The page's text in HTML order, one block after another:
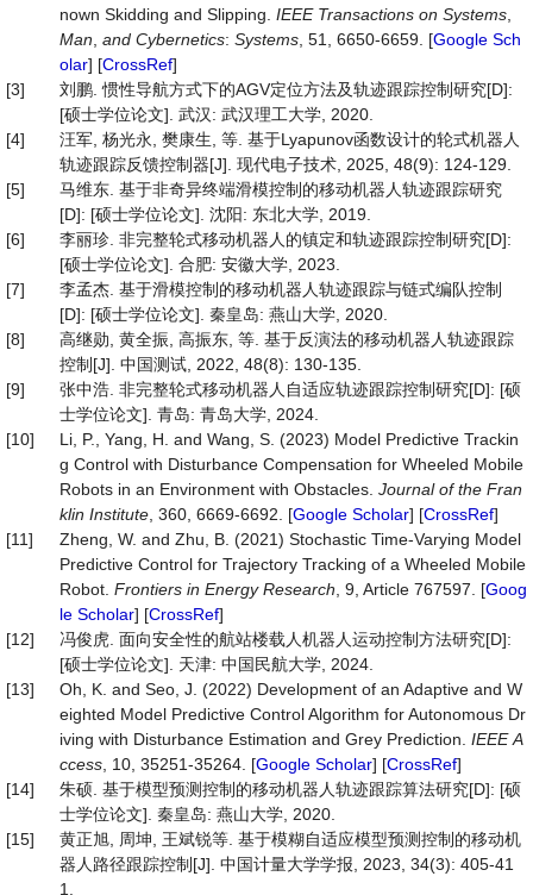
nown Skidding and Slipping. IEEE Transactions on Systems
Man and Cybernetics: Systems , 51, 6650-6659. [Google Sch
olar] [CrossRef]
[3]
刘鹏. 惯性导航方式下的AGV定位方法及轨迹跟踪控制研究[D]:
[硕士学位论文]. 武汉: 武汉理工大学, 2020.
[4]
汪军, 杨光永, 樊康生, 等. 基于Lyapunov函数设计的轮式机器人
轨迹跟踪反馈控制器[J]. 现代电子技术, 2025, 48(9): 124-129.
[5]
马维东. 基于非奇异终端滑模控制的移动机器人轨迹跟踪研究
[D]: [硕士学位论文]. 沈阳: 东北大学, 2019.
[6]
李丽珍. 非完整轮式移动机器人的镇定和轨迹跟踪控制研究[D]:
[硕士学位论文]. 合肥: 安徽大学, 2023.
[7]
李孟杰. 基于滑模控制的移动机器人轨迹跟踪与链式编队控制
[D]: [硕士学位论文]. 秦皇岛: 燕山大学, 2020.
[8]
高继勋, 黄全振, 高振东, 等. 基于反演法的移动机器人轨迹跟踪
控制[J]. 中国测试, 2022, 48(8): 130-135.
[9]
张中浩. 非完整轮式移动机器人自适应轨迹跟踪控制研究[D]: [硕
士学位论文]. 青岛: 青岛大学, 2024.
[10]
Li, P., Yang, H. and Wang, S. (2023) Model Predictive Trackin
g Control with Disturbance Compensation for Wheeled Mobile
Robots in an Environment with Obstacles. Journal of the Fran
klin Institute , 360, 6669-6692. [Google Scholar] [CrossRef]
[11]
Zheng, W. and Zhu, B. (2021) Stochastic Time-Varying Model
Predictive Control for Trajectory Tracking of a Wheeled Mobile
Robot. Frontiers in Energy Research , 9, Article 767597. [Goog
le Scholar] [CrossRef]
[12]
冯俊虎. 面向安全性的航站楼载人机器人运动控制方法研究[D]:
[硕士学位论文]. 天津: 中国民航大学, 2024.
[13]
Oh, K. and Seo, J. (2022) Development of an Adaptive and W
eighted Model Predictive Control Algorithm for Autonomous Dr
iving with Disturbance Estimation and Grey Prediction. IEEE A
ccess , 10, 35251-35264. [Google Scholar] [CrossRef]
[14]
朱硕. 基于模型预测控制的移动机器人轨迹跟踪算法研究[D]: [硕
士学位论文]. 秦皇岛: 燕山大学, 2020.
[15]
黄正旭, 周坤, 王斌锐等. 基于模糊自适应模型预测控制的移动机
器人路径跟踪控制[J]. 中国计量大学学报, 2023, 34(3): 405-41
1.